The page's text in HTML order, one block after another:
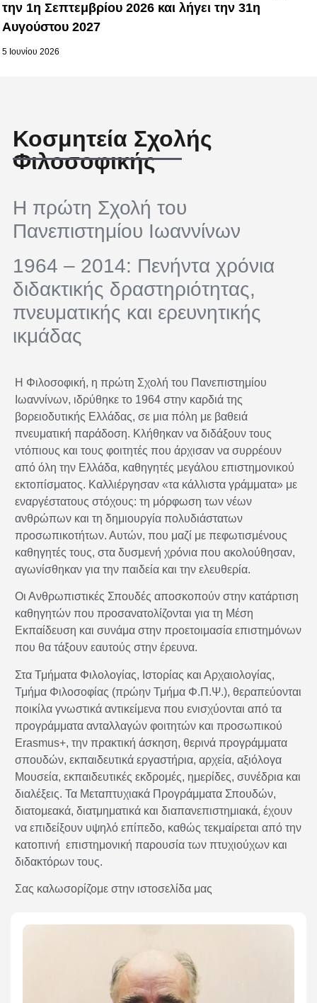
την 1η Σεπτεμβρίου 2026 και λήγει την 31η
Αυγούστου 2027
5 Ιουνίου 2026
Η πρώτη Σχολή του
Πανεπιστημίου Ιωαννίνων
1964 – 2014: Πενήντα χρόνια
διδακτικής δραστηριότητας,
πνευματικής και ερευνητικής
ικμάδας
Η Φιλοσοφική, η πρώτη Σχολή του Πανεπιστημίου
Ιωαννίνων, ιδρύθηκε το 1964 στην καρδιά της
βορειοδυτικής Ελλάδας, σε μια πόλη με βαθειά
πνευματική παράδοση. Κλήθηκαν να διδάξουν τους
ντόπιους και τους φοιτητές που άρχισαν να συρρέουν
από όλη την Ελλάδα, καθηγητές μεγάλου επιστημονικού
εκτοπίσματος. Καλλιέργησαν «τα κάλλιστα γράμματα» με
εναργέστατους στόχους: τη μόρφωση των νέων
ανθρώπων και τη δημιουργία πολυδιάστατων
προσωπικοτήτων. Αυτών, που μαζί με πεφωτισμένους
καθηγητές τους, στα δυσμενή χρόνια που ακολούθησαν,
αγωνίσθηκαν για την παιδεία και την ελευθερία.
Οι Ανθρωπιστικές Σπουδές αποσκοπούν στην κατάρτιση
καθηγητών που προσανατολίζονται για τη Μέση
Εκπαίδευση και συνάμα στην προετοιμασία επιστημόνων
που θα τάξουν εαυτούς στην έρευνα.
Στα Τμήματα Φιλολογίας, Ιστορίας και Αρχαιολογίας,
Τμήμα Φιλοσοφίας (πρώην Τμήμα Φ.Π.Ψ.), θεραπεύονται
ποικίλα γνωστικά αντικείμενα που ενισχύονται από τα
προγράμματα ανταλλαγών φοιτητών και προσωπικού
Erasmus+, την πρακτική άσκηση, θερινά προγράμματα
σπουδών, εκπαιδευτικά εργαστήρια, αρχεία, αξιόλογα
Μουσεία, εκπαιδευτικές εκδρομές, ημερίδες, συνέδρια και
διαλέξεις. Τα Μεταπτυχιακά Προγράμματα Σπουδών,
διατομεακά, διατμηματικά και διαπανεπιστημιακά, έχουν
να επιδείξουν υψηλό επίπεδο, καθώς τεκμαίρεται από την
κατοπινή επιστημονική παρουσία των πτυχιούχων και
διδακτόρων τους.
Σας καλωσορίζομε στην ιστοσελίδα μας
Κοσμητεία Σχολής
Φιλοσοφικής